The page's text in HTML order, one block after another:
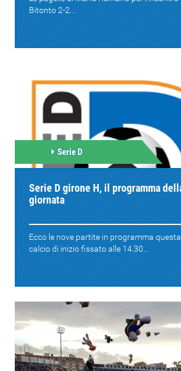
Bitonto 2-2...
Serie D
Serie D girone H, il programma
giornata
Ecco le nove partite in programma
calcio di inizio fissato alle 14.30...